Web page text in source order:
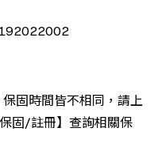
固時間皆不相同，請上
固/註冊】查詢相關保